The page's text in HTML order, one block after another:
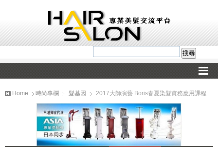
Home 時尚專欄 髮基因 2017大師演藝 Boris春夏染髮實務應用課程